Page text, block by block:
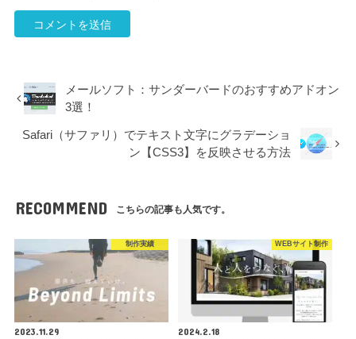
メールソフト：サンダーバードのおすすめアドオン
3選！
Safari（サファリ）でテキスト文字にグラデーショ
ン【CSS3】を反映させる方法
RECOMMEND こちらの記事も人気です。
制作実績
2023.11.29
WEBサイト制作
2024.2.18